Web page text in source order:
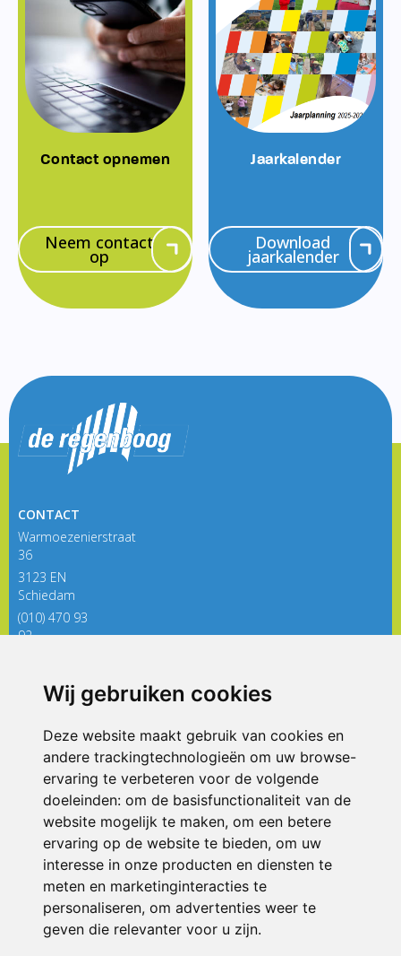
Wij gebruiken cookies
Deze website maakt gebruik van cookies en
andere trackingtechnologieën om uw browse-
ervaring te verbeteren voor de volgende
doeleinden: om de basisfunctionaliteit van de
website mogelijk te maken, om een betere
ervaring op de website te bieden, om uw
interesse in onze producten en diensten te
meten en marketinginteracties te
personaliseren, om advertenties weer te
geven die relevanter voor u zijn.
Contact opnemen
Neem contact
op
Jaarkalender
Download
jaarkalender
CONTACT
Warmoezenierstraat
36
3123 EN
Schiedam
(010) 470 93
92
ONDERDEEL VAN
© 2026 De Regenboog | Alle rechten voorbehouden
Privacy policy|Disclaimer| Klachtenregeling|RSIN en Anbi
voorkeuren